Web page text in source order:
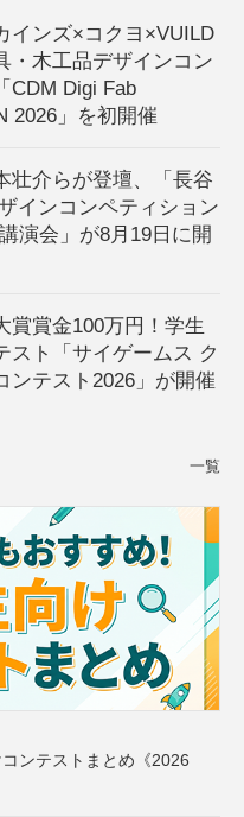
インズ×コクヨ×VUILD
・木工品デザインコン
CDM Digi Fab
2026」を初開催
壮介らが登壇、「長谷
インコンペティション
演会」が8月19日に開
賞賞金100万円！学生
スト「サイゲームス ク
ンテスト2026」が開催
一覧
ンテストまとめ《2026